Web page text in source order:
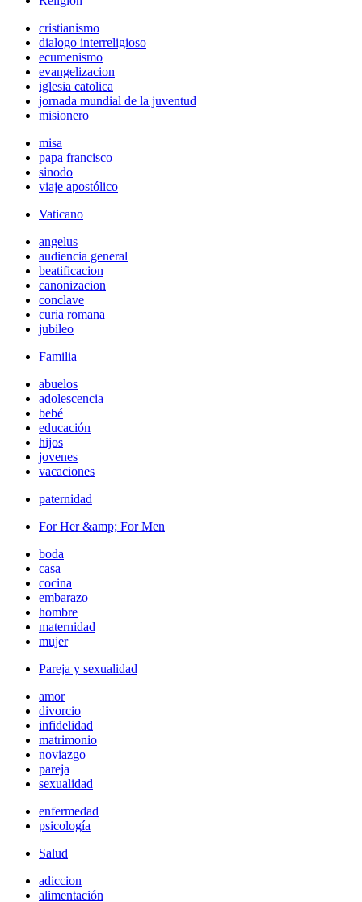
cristianismo
dialogo interreligioso
ecumenismo
evangelizacion
iglesia catolica
jornada mundial de la juventud
misionero
misa
papa francisco
sinodo
viaje apostólico
Vaticano
angelus
audiencia general
beatificacion
canonizacion
conclave
curia romana
jubileo
Familia
abuelos
adolescencia
bebé
educación
hijos
jovenes
vacaciones
paternidad
For Her &amp; For Men
boda
casa
cocina
embarazo
hombre
maternidad
mujer
Pareja y sexualidad
amor
divorcio
infidelidad
matrimonio
noviazgo
pareja
sexualidad
enfermedad
psicología
Salud
adiccion
alimentación